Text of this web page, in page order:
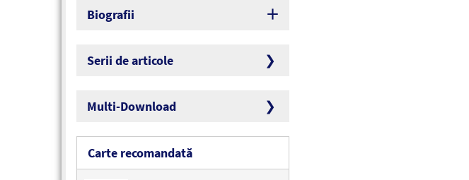
Biografii
Serii de articole
Multi-Download
Carte recomandată